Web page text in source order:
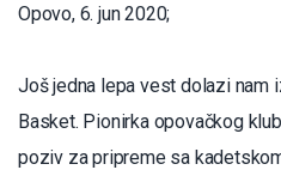
Opovo, 6. jun 2020;
Još jedna lepa vest dolazi nam
Basket. Pionirka opovačkog
poziv za pripreme sa